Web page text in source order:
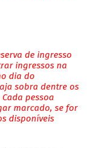
de ingresso
ingressos na
dia do
sobra dentre os
pessoa
marcado, se for
disponíveis